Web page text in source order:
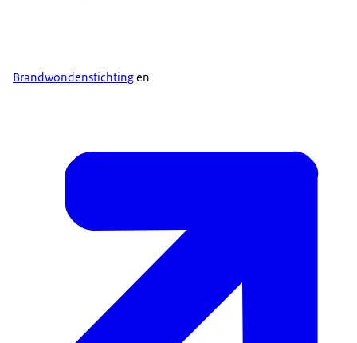
Brandwondenstichtingen